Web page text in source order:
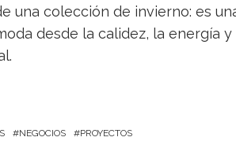
una colección de invierno: es
desde la calidez, la energía
NEGOCIOS PROYECTOS